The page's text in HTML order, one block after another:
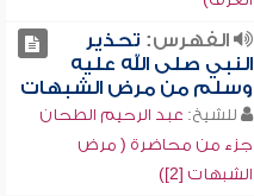
الفهرس: تحذير
النبي صلى الله عليه
وسلم من مرض الشبهات
للشيخ: عبد الرحيم الطحان
جزء من محاضرة ( مرض
الشبهات [2])